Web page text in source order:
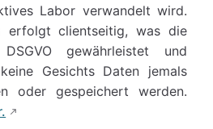
Labor verwandelt wird.
erfolgt clientseitig, was die
gewährleistet und
Gesichts Daten jemals
oder gespeichert werden.